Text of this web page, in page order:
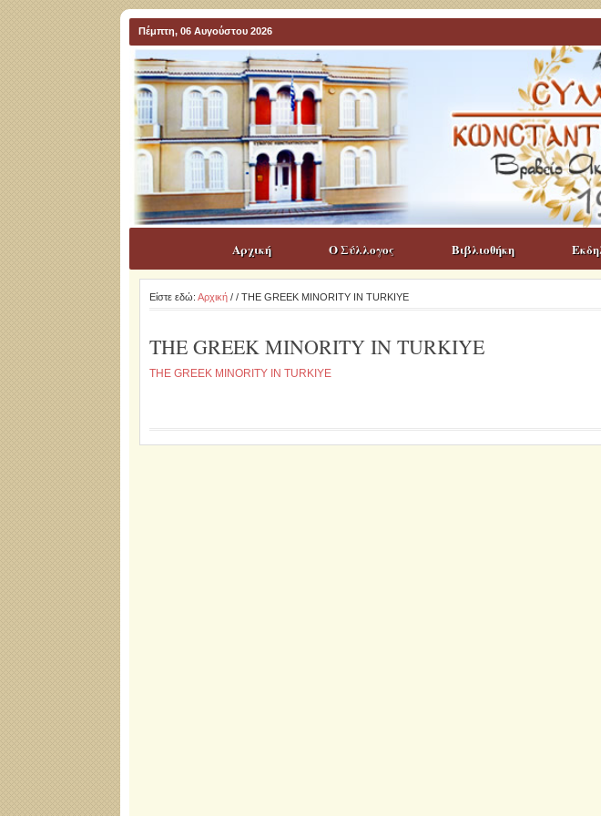
Πέμπτη, 06 Αυγούστου 2026
Αρχική Ο Σύλλογος Βιβλιοθήκη
Είστε εδώ: Αρχική/ / THE GREEK MINORITY IN TURKIYE
THE GREEK MINORITY IN TURKIYE
THE GREEK MINORITY IN TURKIYE